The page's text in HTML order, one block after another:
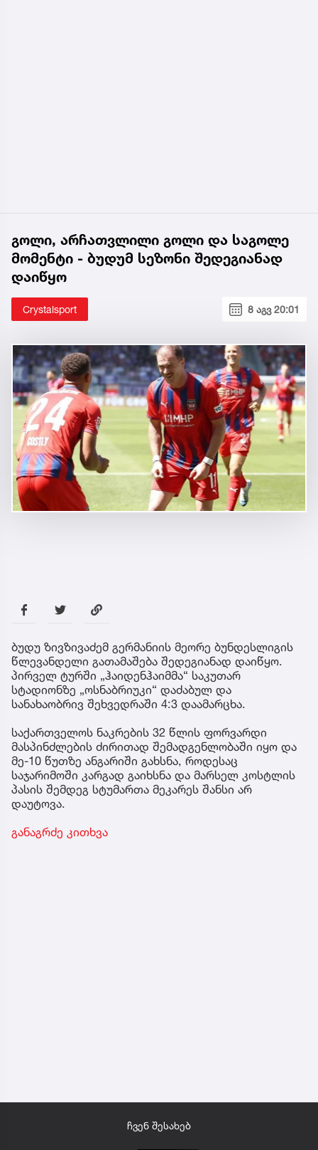
გოლი, არჩათვლილი გოლი და საგოლე
მომენტი - ბუდუმ სეზონი შედეგიანად
დაიწყო
Crystalsport 8 აგვ 20:01
ბუდუ ზივზივაძემ გერმანიის მეორე ბუნდესლიგის
წლევანდელი გათამაშება შედეგიანად დაიწყო.
პირველ ტურში „ჰაიდენჰაიმმა“ საკუთარ
სტადიონზე „ოსნაბრიუკი“ დაძაბულ და
სანახაობრივ შეხვედრაში 4:3 დაამარცხა.
საქართველოს ნაკრების 32 წლის ფორვარდი
მასპინძლების ძირითად შემადგენლობაში იყო და
მე-10 წუთზე ანგარიში გახსნა, როდესაც
საჯარიმოში კარგად გაიხსნა და მარსელ კოსტლის
პასის შემდეგ სტუმართა მეკარეს შანსი არ
დაუტოვა.
განაგრძე კითხვა
ჩვენ შესახებ